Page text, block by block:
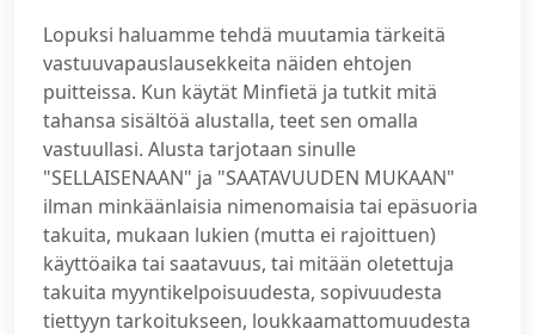
Lopuksi haluamme tehdä muutamia tärkeitä
vastuuvapauslausekkeita näiden ehtojen
puitteissa. Kun käytät Minfietä ja tutkit mitä
tahansa sisältöä alustalla, teet sen omalla
vastuullasi. Alusta tarjotaan sinulle
"SELLAISENAAN" ja "SAATAVUUDEN MUKAAN"
ilman minkäänlaisia nimenomaisia tai epäsuoria
takuita, mukaan lukien (mutta ei rajoittuen)
käyttöaika tai saatavuus, tai mitään oletettuja
takuita myyntikelpoisuudesta, sopivuudesta
tiettyyn tarkoitukseen, loukkaamattomuudesta